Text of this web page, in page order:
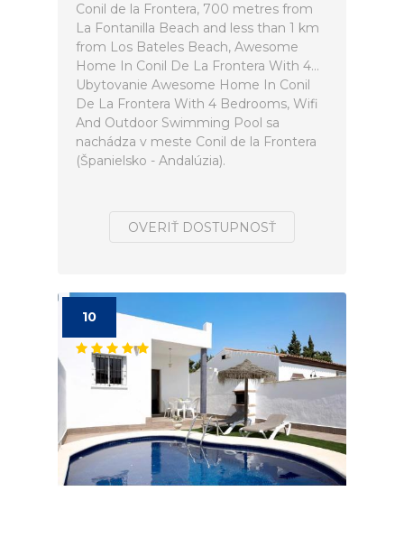
Conil de la Frontera, 700 metres from
La Fontanilla Beach and less than 1 km
from Los Bateles Beach, Awesome
Home In Conil De La Frontera With 4...
Ubytovanie Awesome Home In Conil
De La Frontera With 4 Bedrooms, Wifi
And Outdoor Swimming Pool sa
nachádza v meste Conil de la Frontera
(Španielsko - Andalúzia).
OVERIŤ DOSTUPNOSŤ
10